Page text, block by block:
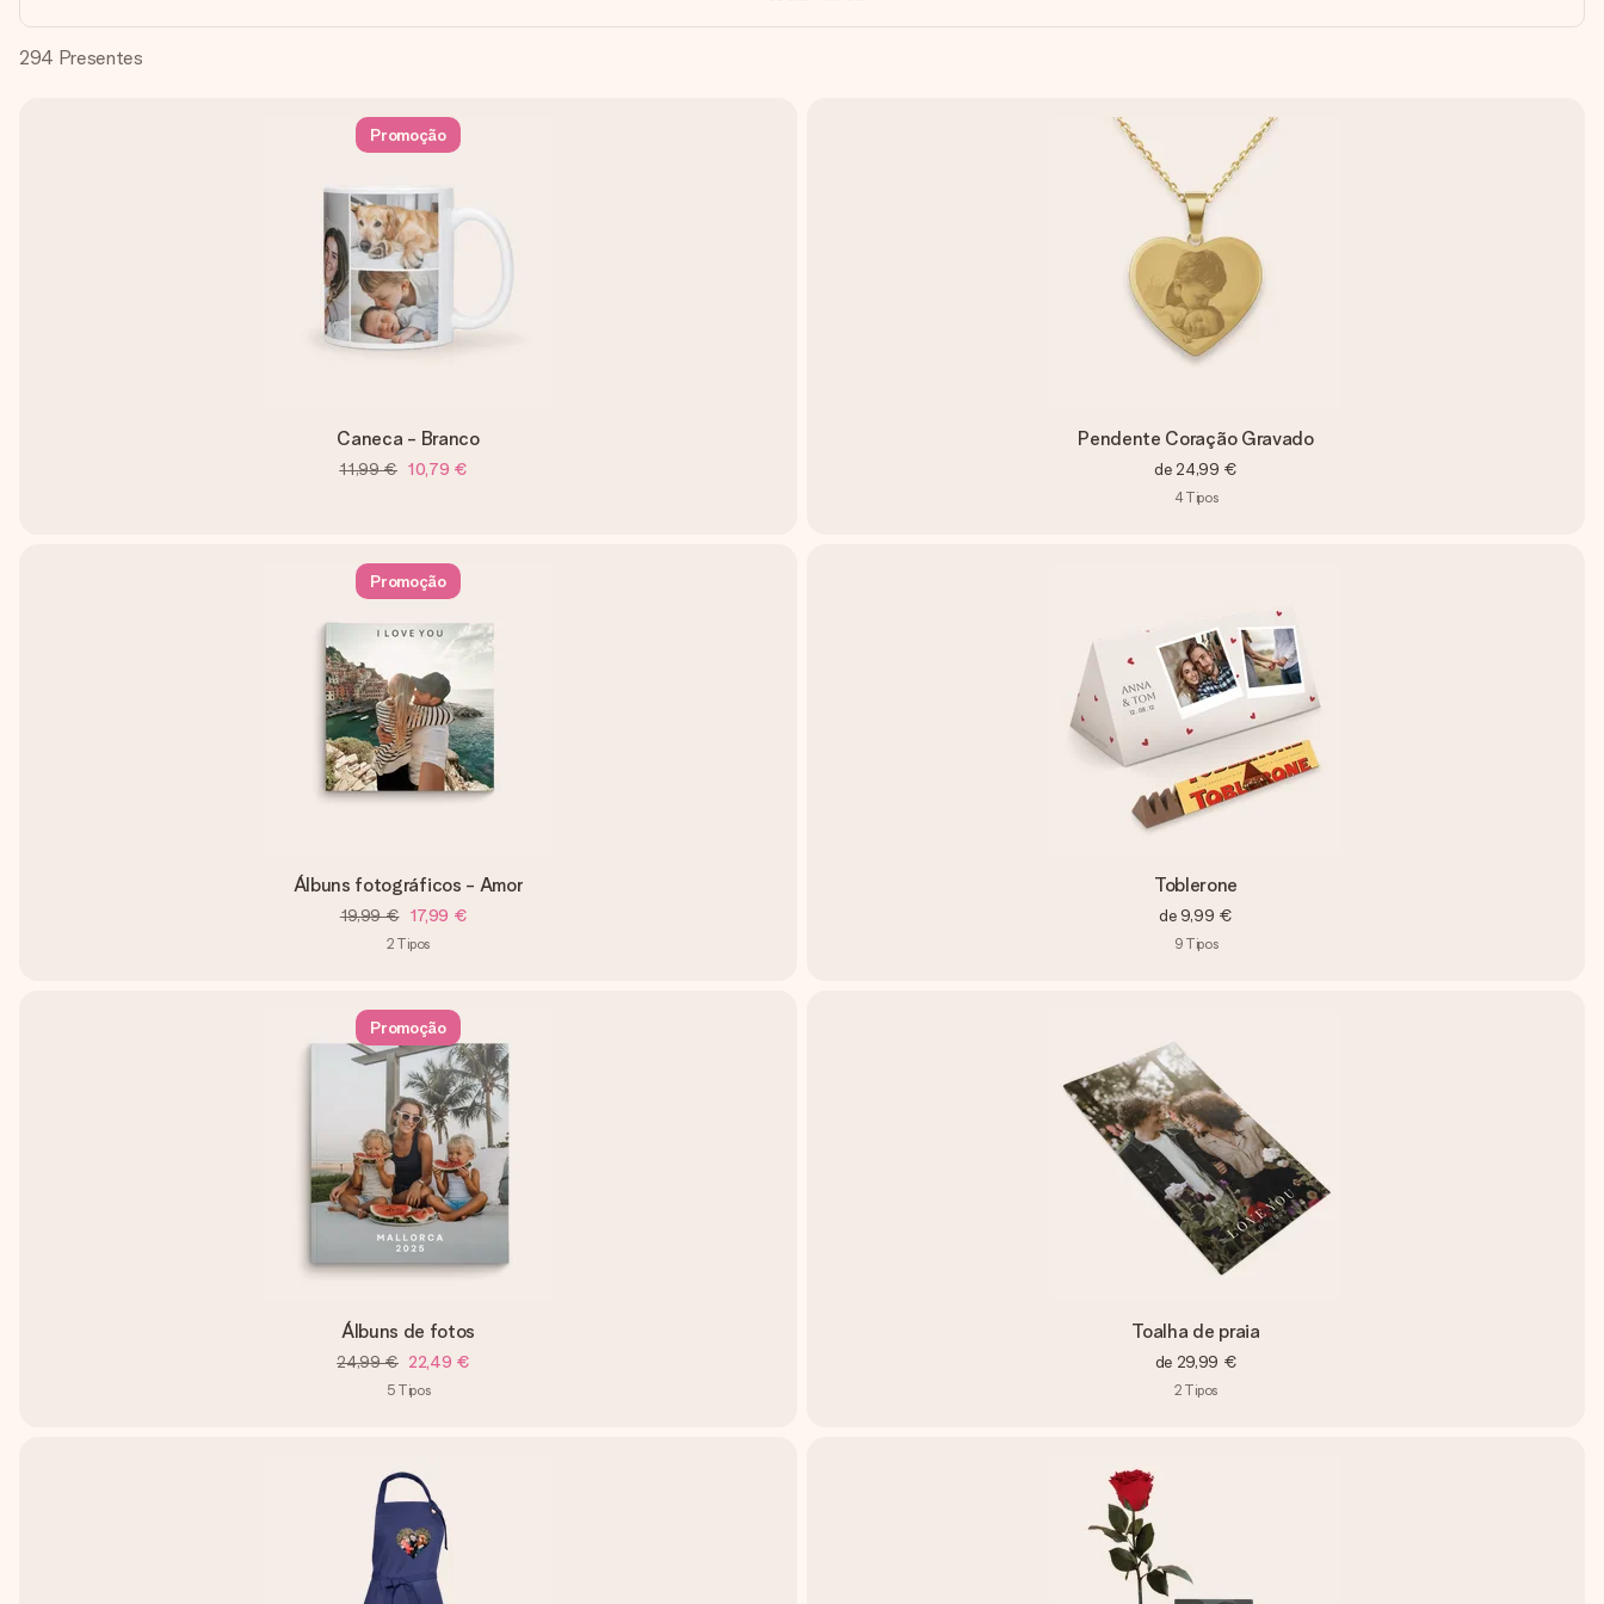
294 Presentes
Promoção
Caneca - Branco
11,99 € 10,79 €
Pendente Coração Gravado
de 24,99 €
4Tipos
Promoção
Álbuns fotográficos - Amor
19,99 € 17,99 €
2 Tipos
Toblerone
de 9,99 €
9 Tipos
Promoção
Álbuns de fotos
24,99 € 22,49 €
5 Tipos
Toalha de praia
de 29,99 €
2 Tipos